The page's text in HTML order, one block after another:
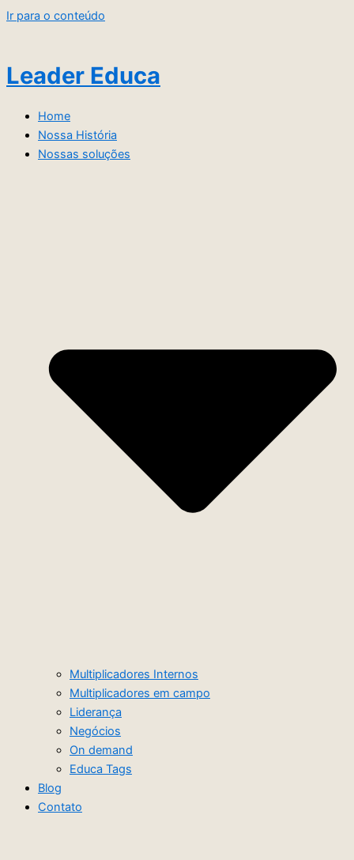
Ir para o conteúdo
Leader Educa
Home
Nossa História
Nossas soluções
Multiplicadores Internos
Multiplicadores em campo
Liderança
Negócios
On demand
Educa Tags
Blog
Contato